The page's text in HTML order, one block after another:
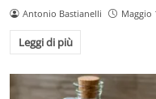
Antonio Bastianelli Maggio
Leggi di più